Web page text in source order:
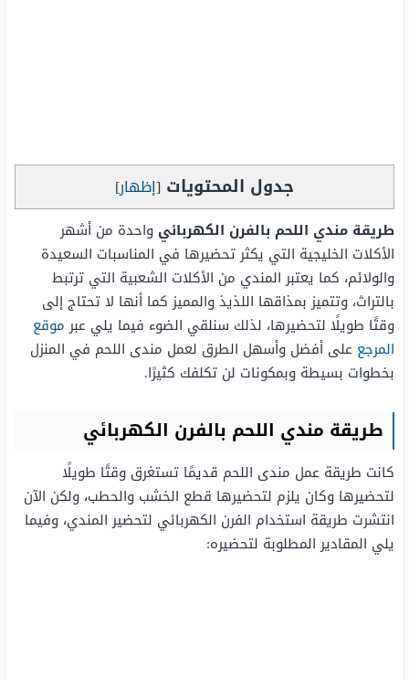
جدول المحتويات [إظهار]
طريقة مندي اللحم بالفرن الكهربائي واحدة من أشهر
الأكلات الخليجية التي يكثر تحضيرها في المناسبات السعيدة
والولائم، كما يعتبر المندي من الأكلات الشعبية التي ترتبط
بالتراث، وتتميز بمذاقها اللذيذ والمميز كما أنها لا تحتاج إلى
وقتًا طويلًا لتحضيرها، لذلك سنلقي الضوء فيما يلي عبرموقع
المرجع على أفضل وأسهل الطرق لعمل مندى اللحم في المنزل
بخطوات بسيطة وبمكونات لن تكلفك كثيرًا.
طريقة مندي اللحم بالفرن الكهربائي
كانت طريقة عمل مندى اللحم قديمًا تستغرق وقتًا طويلًا
لتحضيرها وكان يلزم لتحضيرها قطع الخشب والحطب، ولكن الآن
انتشرت طريقة استخدام الفرن الكهربائي لتحضير المندي، وفيما
يلي المقادير المطلوبة لتحضيره: